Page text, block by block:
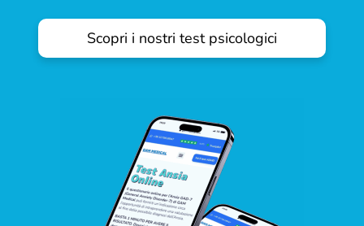
Scopri i nostri test psicologici